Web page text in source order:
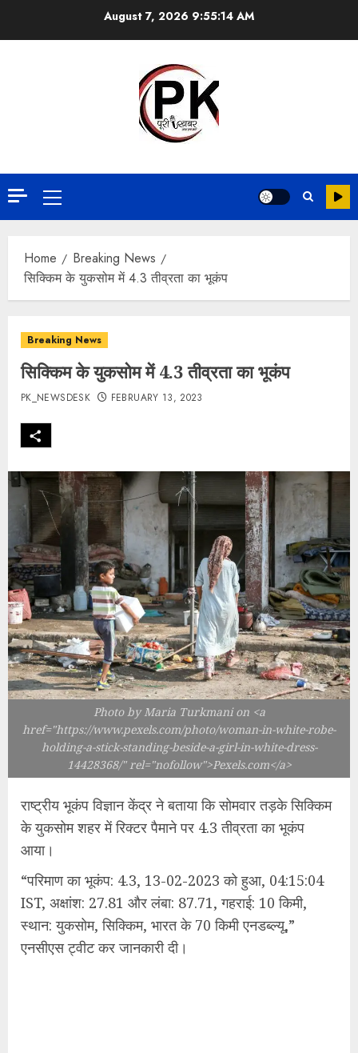
August 7, 2026 9:55:15 AM
Home
Breaking News
सिक्किम के युकसोम में 4.3 तीव्रता का भूकंप
Breaking News
सिक्किम के युकसोम में 4.3 तीव्रता का भूकंप
PK_NEWSDESK FEBRUARY 13, 2023
Photo by Maria Turkmani on <a
href="https://www.pexels.com/photo/woman-in-white-robe-
holding-a-stick-standing-beside-a-girl-in-white-dress-
14428368/" rel="nofollow">Pexels.com</a>
राष्ट्रीय भूकंप विज्ञान केंद्र ने बताया कि सोमवार तड़के सिक्किम
के युकसोम शहर में रिक्टर पैमाने पर 4.3 तीव्रता का भूकंप
आया।
“परिमाण का भूकंप: 4.3, 13-02-2023 को हुआ, 04:15:04
IST, अक्षांश: 27.81 और लंबा: 87.71, गहराई: 10 किमी,
स्थान: युकसोम, सिक्किम, भारत के 70 किमी एनडब्ल्यू,”
एनसीएस ट्वीट कर जानकारी दी।